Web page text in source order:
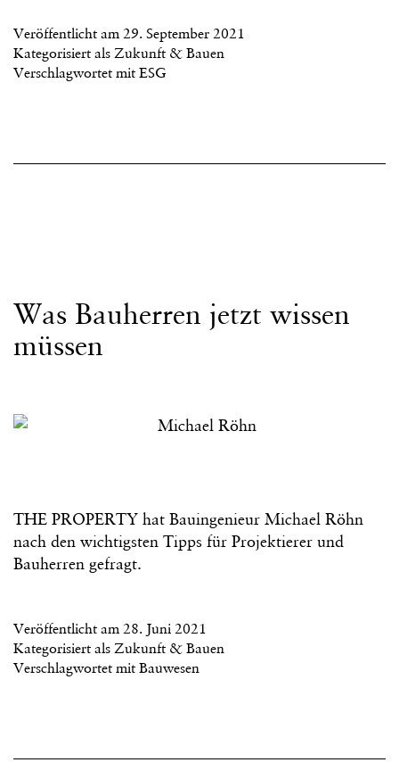
Veröffentlicht am 29. September 2021
Kategorisiert als Zukunft & Bauen
Verschlagwortet mit ESG
Was Bauherren jetzt wissen
müssen
THE PROPERTY hat Bauingenieur Michael Röhn
nach den wichtigsten Tipps für Projektierer und
Bauherren gefragt.
Veröffentlicht am 28. Juni 2021
Kategorisiert als Zukunft & Bauen
Verschlagwortet mit Bauwesen